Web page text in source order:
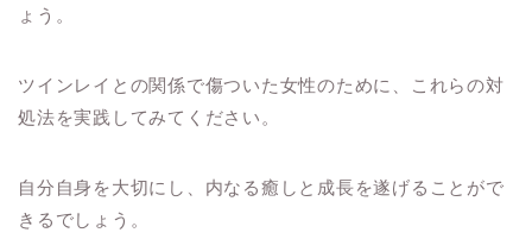
ょう。
ツインレイとの関係で傷ついた女性のために、これらの対
処法を実践してみてください。
自分自身を大切にし、内なる癒しと成長を遂げることがで
きるでしょう。